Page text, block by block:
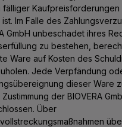
fälliger Kaufpreisforderungen
Im Falle des
GmbH unbeschadet ihres
zu bestehen,
Ware auf Kosten des
Jede Verpfändung
dieser Ware
der BIOVERA
Über